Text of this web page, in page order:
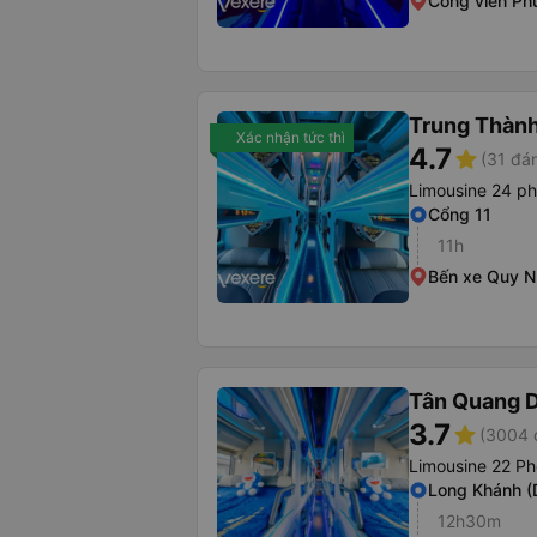
Xác nhận tức thì Trung
4.7star (31
Limousine 24
Cổng 11
11h
Bến xe Quy
Tân Quang
3.7star (3004
Limousine 22
Long Khánh
12h30m